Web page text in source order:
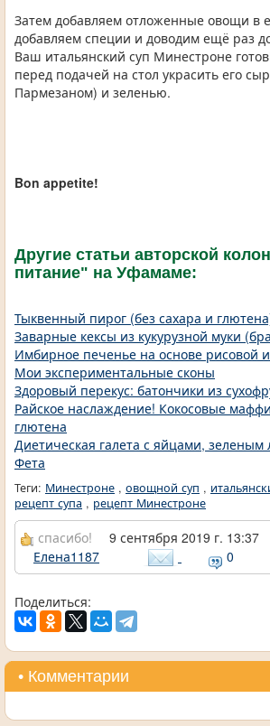
Затем добавляем отложенные овощи в
добавляем специи и доводим ещё раз
Ваш итальянский суп Минестроне
перед подачей на стол украсить его
Пармезаном) и зеленью.
Bon appetite!
Другие статьи авторской
питание" на Уфамаме:
Тыквенный пирог (без сахара и
Заварные кексы из кукурузной муки
Имбирное печенье на основе рисовой и
Мои экспериментальные сконы
Здоровый перекус: батончики из
Райское наслаждение! Кокосовые
глютена
Диетическая галета с яйцами,
Фета
Теги: Минестроне , овощной суп ,
рецепт супа , рецепт Минестроне
спасибо! 9 сентября 2019 г. 13:37
Елена1187
0
Поделиться:
• Комментарии